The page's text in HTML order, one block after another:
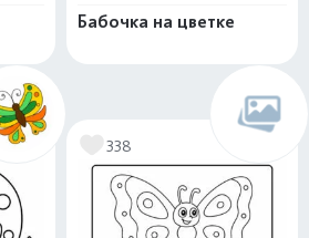
Бабочка на цветке
338